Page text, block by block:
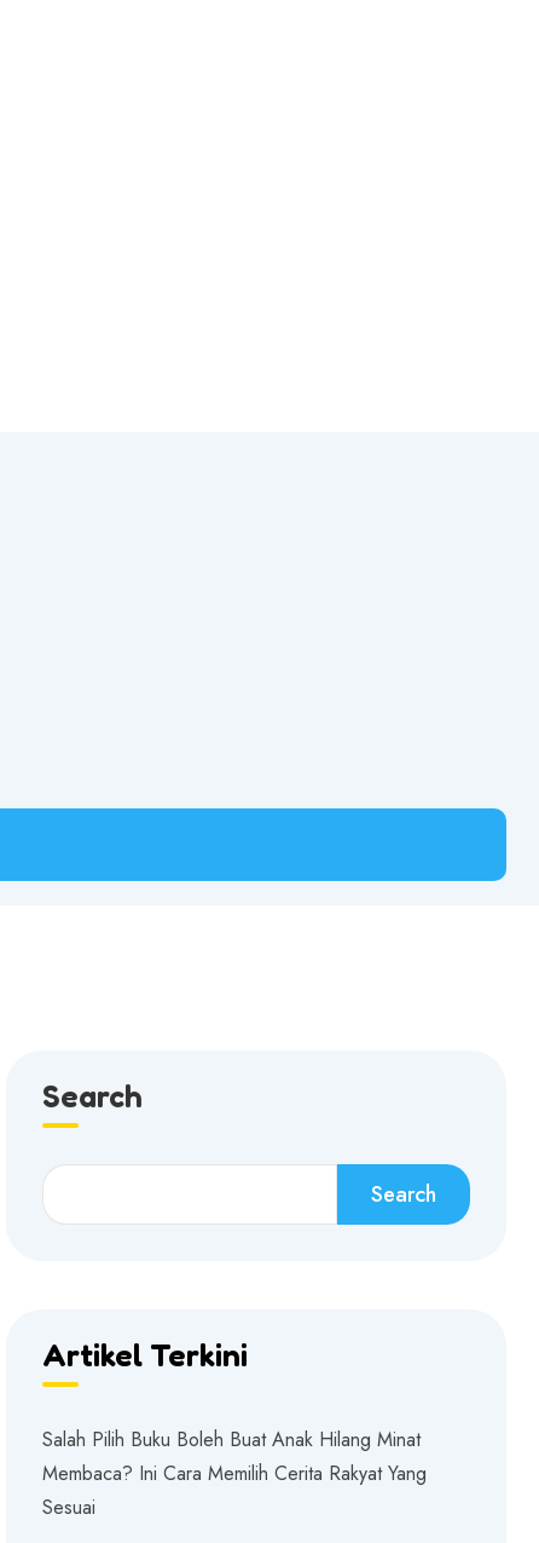
Search
Search
Artikel Terkini
Salah Pilih Buku Boleh Buat Anak Hilang Minat
Membaca? Ini Cara Memilih Cerita Rakyat Yang
Sesuai